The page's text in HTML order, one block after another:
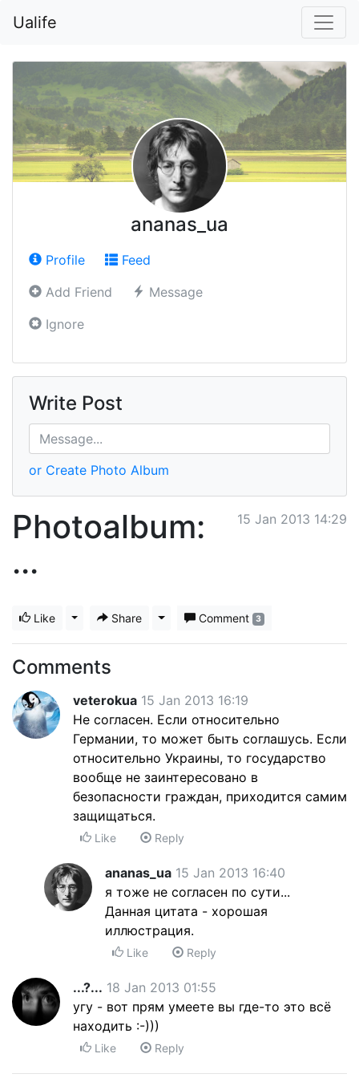
Ualife
ananas_ua
Profile
Feed
Add Friend
Message
Ignore
Write Post
or Create Photo Album
15 Jan 2013 14:29
Photoalbum:
...
Like Toggle Dropdown
Share Toggle Dropdown
Comment 3
Comments
veterokua 15 Jan 2013 16:19
Не согласен. Если относительно
Германии, то может быть соглашусь. Если
относительно Украины, то государство
вообще не заинтересовано в
безопасности граждан, приходится самим
защищаться.
Like Reply
ananas_ua 15 Jan 2013 16:40
я тоже не согласен по сути...
Данная цитата - хорошая
иллюстрация.
Like Reply
...?... 18 Jan 2013 01:55
угу - вот прям умеете вы где-то это всё
находить :-)))
Like Reply